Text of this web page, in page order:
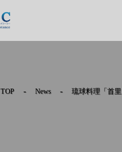
TOP - News - 琉球料理「首